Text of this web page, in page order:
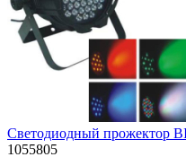
Светодиодный прожектор
1055805